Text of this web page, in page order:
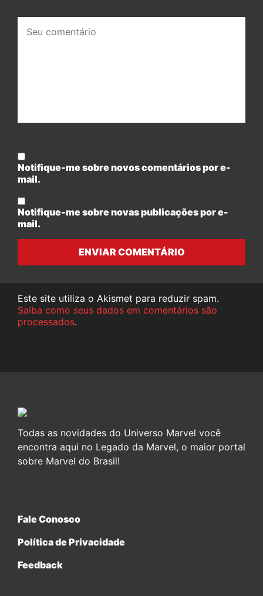
comentário:
Notifique-me sobre novos comentários por e-
mail.
Notifique-me sobre novas publicações por e-
mail.
ENVIAR COMENTÁRIO
Este site utiliza o Akismet para reduzir spam.
Saiba como seus dados em comentários são
processados.
Todas as novidades do Universo Marvel você
encontra aqui no Legado da Marvel, o maior portal
sobre Marvel do Brasil!
Fale Conosco
Política de Privacidade
Feedback